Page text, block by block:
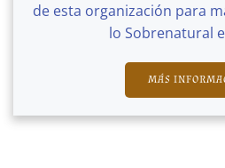
de esta organización para
lo Sobrenatural
MÁS